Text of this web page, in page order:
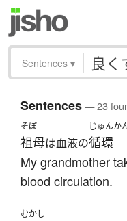
Sentences ▾
Sentences— 23
そぼ
祖母は血液の
じゅんか
循環
My grandmother
blood circulation.
むかし